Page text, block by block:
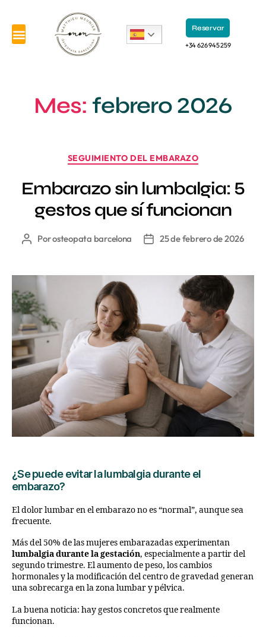
Reservar
+34 626 945 259
Mes: febrero 2026
SEGUIMIENTO DEL EMBARAZO
Embarazo sin lumbalgia: 5
gestos que sí funcionan
Porosteopata barcelona 25 de febrero de 2026
¿Se puede evitar la lumbalgia durante el
embarazo?
El dolor lumbar en el embarazo no es “normal”, aunque sea
frecuente.
Más del 50% de las mujeres embarazadas experimentan
lumbalgia durante la gestación, especialmente a partir del
segundo trimestre. El aumento de peso, los cambios
hormonales y la modificación del centro de gravedad generan
una sobrecarga en la zona lumbar y pélvica.
La buena noticia: hay gestos concretos que realmente
funcionan.